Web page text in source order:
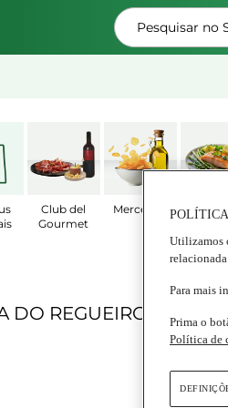
Pesquisar no
Club del
Gourmet
Mercearia
DO REGUEIRO
Utilizamos
relacionada
Para mais
Prima o
Política de